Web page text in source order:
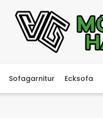
Sofagarnitur Ecksofa